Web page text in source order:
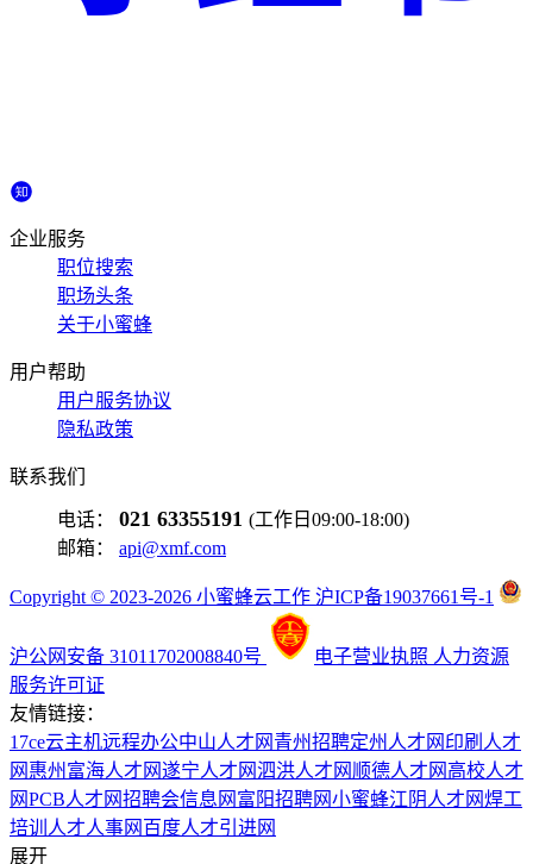
企业服务
职位搜索
职场头条
关于小蜜蜂
用户帮助
用户服务协议
隐私政策
联系我们
电话： 021 63355191 (工作日09:00-18:00)
邮箱： api@xmf.com
Copyright © 2023-2026 小蜜蜂云工作 沪ICP备19037661号-1
沪公网安备 31011702008840号 电子营业执照 人力资源
服务许可证
友情链接：
17ce云主机远程办公中山人才网 青州招聘定州人才网 印刷人才
网 惠州富海人才网遂宁人才网泗洪人才网 顺德人才网 高校人才
网PCB人才网招聘会信息网 富阳招聘网小蜜蜂江阴人才网焊工
培训 人才人事网 百度人才引进网
展开